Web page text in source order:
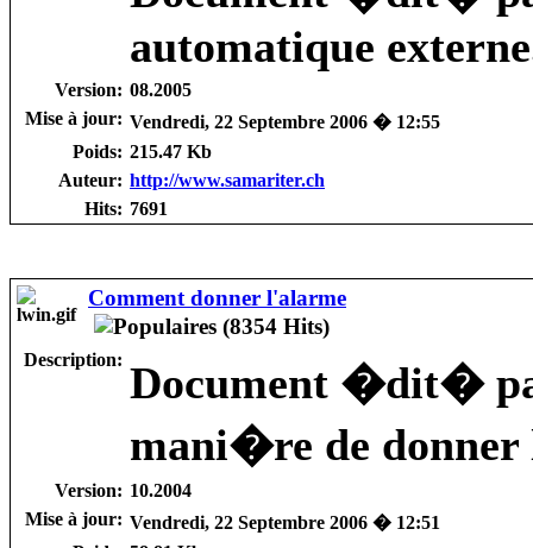
automatique
Version: 08.2005
Mise à jour: Vendredi, 22 Septembre 2006 � 12:55
Poids: 215.47 Kb
Auteur: http://www.samariter.ch
Hits: 7691
Comment donner l'alarme
Description: Document �dit�
mani�re de donner
Version: 10.2004
Mise à jour: Vendredi, 22 Septembre 2006 � 12:51